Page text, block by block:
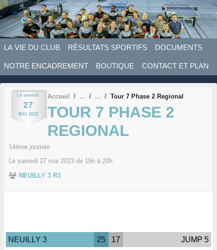
LA VIE DU CLUB RÉSULTATS SPORTIFS DOCUMENTS
NOTRE ENCADREMENT BOUTIQUE CONTACT ET PLAN
Le samedi
27
MAI 2023
Accueil Tour 7 Phase 2 Regional
TOUR 7 PHASE 2
REGIONAL
14ème journée
Le samedi 27 mai 2023 de 15h à 20h
NEUILLY 3 R3
NEUILLY 3 25 17 JUMP 5
Panneau de gestion des cookies